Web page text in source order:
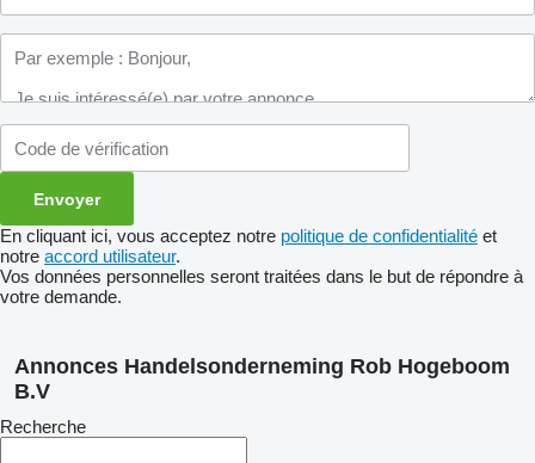
En cliquant ici, vous acceptez notre politique de confidentialité et
notre accord utilisateur.
Vos données personnelles seront traitées dans le but de répondre à
votre demande.
Annonces Handelsonderneming Rob Hogeboom
B.V
Recherche